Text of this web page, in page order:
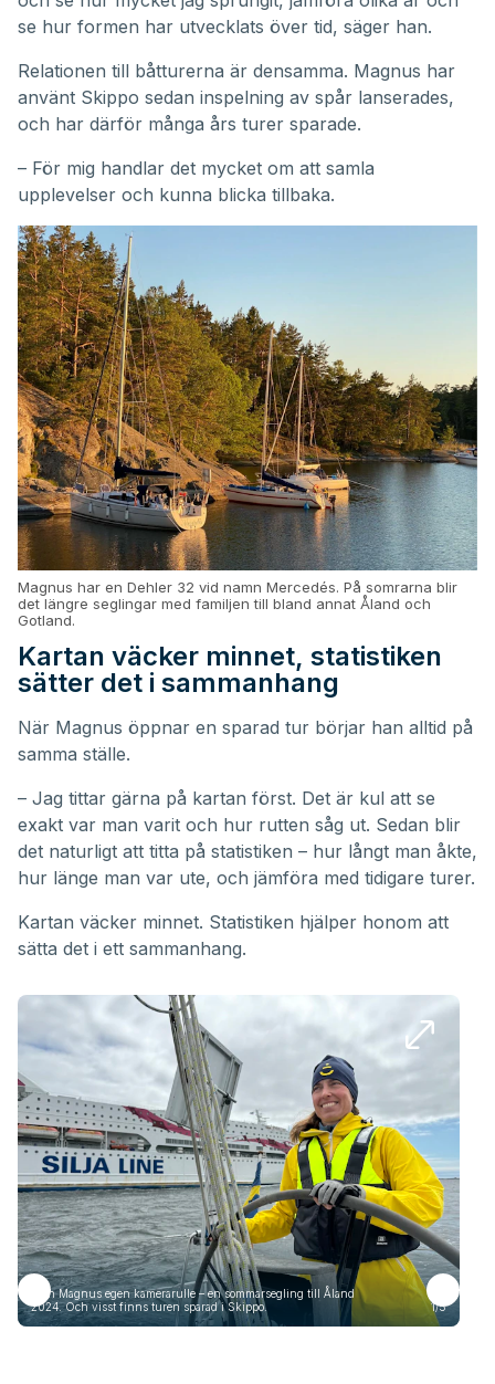
se hur formen har utvecklats över tid, säger han.
Relationen till båtturerna är densamma. Magnus har
använt Skippo sedan inspelning av spår lanserades,
och har därför många års turer sparade.
– För mig handlar det mycket om att samla
upplevelser och kunna blicka tillbaka.
Magnus har en Dehler 32 vid namn Mercedés. På somrarna blir
det längre seglingar med familjen till bland annat Åland och
Gotland.
Kartan väcker minnet, statistiken
sätter det i sammanhang
När Magnus öppnar en sparad tur börjar han alltid på
samma ställe.
– Jag tittar gärna på kartan först. Det är kul att se
exakt var man varit och hur rutten såg ut. Sedan blir
det naturligt att titta på statistiken – hur långt man åkte,
hur länge man var ute, och jämföra med tidigare turer.
Kartan väcker minnet. Statistiken hjälper honom att
sätta det i ett sammanhang.
Från Magnus egen kamerarulle – en sommarsegling till Åland
2024. Och visst finns turen sparad i Skippo.
1/5